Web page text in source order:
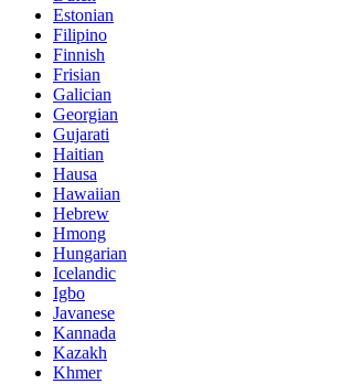
Estonian
Filipino
Finnish
Frisian
Galician
Georgian
Gujarati
Haitian
Hausa
Hawaiian
Hebrew
Hmong
Hungarian
Icelandic
Igbo
Javanese
Kannada
Kazakh
Khmer